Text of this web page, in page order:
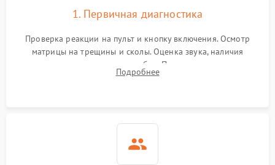
1. Первичная диагностика
Проверка реакции на пульт и кнопку включения. Осмотр
матрицы на трещины и сколы. Оценка звука, наличия
подсветки и индикаторов ошибок. Подключение тестовых
источников сигнала для выявления симптомов поломки.
Подробнее